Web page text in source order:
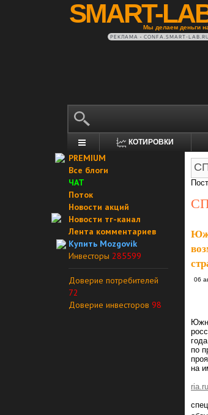
SMART-Мы делаем деньги
РЕКЛАМА • CONFA.SMART-LAB.RU
КОТИРОВКИ
PREMIUM
Все блоги
ЧАТ
Поток
Новости акций
Новости тг-канал
Лента комментариев
Купить Mozgovik
Инвесторы 285599
Доверие потребителей
72
Доверие инвесторов 98
06
по
на